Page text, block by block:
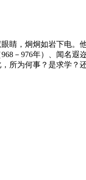
睛，炯炯如岩下电。
－976年）、闻名遐
所为何事？是求学？